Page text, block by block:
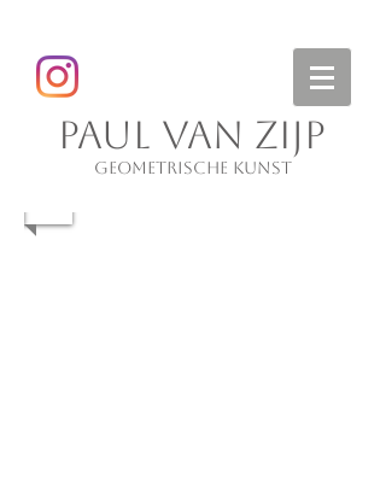
PAUL VAN ZIJP
GEOMETRISCHE KUNST